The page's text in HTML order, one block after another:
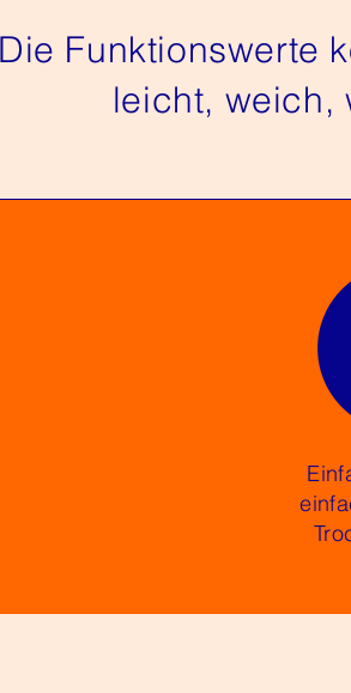
Die Funktionswerte
leicht, weich,